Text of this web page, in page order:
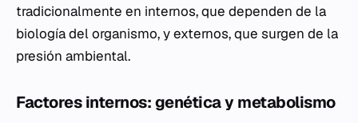
tradicionalmente en internos, que dependen de la
biología del organismo, y externos, que surgen de la
presión ambiental.
Factores internos: genética y metabolismo